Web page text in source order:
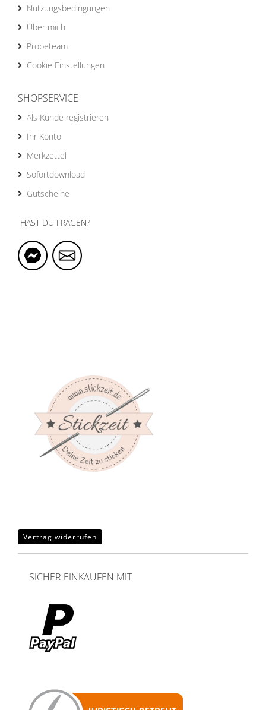
Nutzungsbedingungen
Über mich
Probeteam
Cookie Einstellungen
SHOPSERVICE
Als Kunde registrieren
Ihr Konto
Merkzettel
Sofortdownload
Gutscheine
HAST DU FRAGEN?
Vertrag widerrufen
SICHER EINKAUFEN MIT